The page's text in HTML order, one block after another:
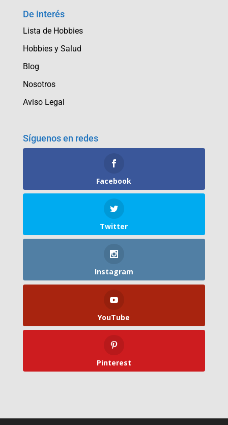
De interés
Lista de Hobbies
Hobbies y Salud
Blog
Nosotros
Aviso Legal
Síguenos en redes
Facebook
Twitter
Instagram
YouTube
Pinterest